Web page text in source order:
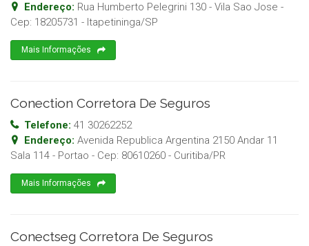
Endereço: Rua Humberto Pelegrini 130 - Vila Sao Jose -
Cep: 18205731 - Itapetininga/SP
Mais Informações
Conection Corretora De Seguros
Telefone: 41 30262252
Endereço: Avenida Republica Argentina 2150 Andar 11
Sala 114 - Portao - Cep: 80610260 - Curitiba/PR
Mais Informações
Conectseg Corretora De Seguros